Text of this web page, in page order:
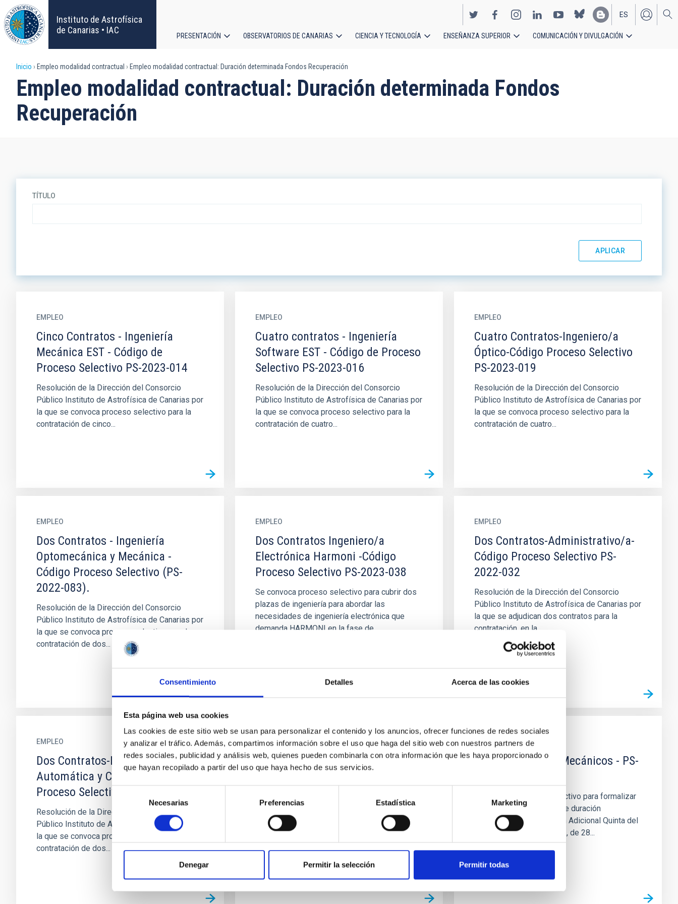
Consentimiento Detalles Acerca de las cookies
Esta página web usa cookies
Las cookies de este sitio web se usan para personalizar el contenido y los anuncios, ofrecer funciones de redes sociales
y analizar el tráfico. Además, compartimos información sobre el uso que haga del sitio web con nuestros partners de
redes sociales, publicidad y análisis web, quienes pueden combinarla con otra información que les haya proporcionado o
que hayan recopilado a partir del uso que haya hecho de sus servicios.
Selección
consentimiento
Necesarias Preferencias Estadística Marketing
Denegar Permitir la selección Permitir todas
Pasar
al
contenido
principal
Instituto de Astrofísica
de Canarias • IAC
EN
ES
principal
PRESENTACIÓN OBSERVATORIOS DE CANARIAS CIENCIA Y TECNOLOGÍA ENSEÑANZA SUPERIOR COMUNICACIÓN Y DIVULGACIÓN
Sobrescribir
enlaces
de
la
navegación
Inicio Empleo modalidad contractual Empleo modalidad contractual: Duración determinada Fondos Recuperación
Empleo modalidad contractual: Duración determinada Fondos
Recuperación
TÍTULO
EMPLEO
Cinco Contratos - Ingeniería
Mecánica EST - Código de
Proceso Selectivo PS-2023-014
Resolución de la Dirección del Consorcio
Público Instituto de Astrofísica de Canarias por
la que se convoca proceso selectivo para la
contratación de cinco...
EMPLEO
Cuatro contratos - Ingeniería
Software EST - Código de Proceso
Selectivo PS-2023-016
Resolución de la Dirección del Consorcio
Público Instituto de Astrofísica de Canarias por
la que se convoca proceso selectivo para la
contratación de cuatro...
EMPLEO
Cuatro Contratos-Ingeniero/a
Óptico-Código Proceso Selectivo
PS-2023-019
Resolución de la Dirección del Consorcio
Público Instituto de Astrofísica de Canarias por
la que se convoca proceso selectivo para la
contratación de cuatro...
EMPLEO
Dos Contratos - Ingeniería
Optomecánica y Mecánica -
Código Proceso Selectivo (PS-
2022-083).
Resolución de la Dirección del Consorcio
Público Instituto de Astrofísica de Canarias por
la que se convoca proceso selectivo para la
contratación de dos...
EMPLEO
Dos Contratos Ingeniero/a
Electrónica Harmoni -Código
Proceso Selectivo PS-2023-038
Se convoca proceso selectivo para cubrir dos
plazas de ingeniería para abordar las
necesidades de ingeniería electrónica que
demanda HARMONI en la fase de...
EMPLEO
Dos Contratos-Administrativo/a-
Código Proceso Selectivo PS-
2022-032
Resolución de la Dirección del Consorcio
Público Instituto de Astrofísica de Canarias por
la que se adjudican dos contratos para la
contratación, en la...
EMPLEO
Dos Contratos-Ingeniero/a
Automática y Control EST-Código
Proceso Selectivo PS-2023-017
Resolución de la Dirección del Consorcio
Público Instituto de Astrofísica de Canarias por
la que se convoca proceso selectivo para la
contratación de dos...
EMPLEO
Dos Contratos-Ingeniero/a
Mecánico-Código Proceso
Público Instituto de Astrofísica de Canarias por
contratación de dos...
EMPLEO
Dos Ingeniero/as Mecánicos - PS-
Se convoca proceso selectivo para formalizar
dos contratos laborales de duración
determinada, (Disposición Adicional Quinta del
Real Decreto-ley 32/2021, de 28...